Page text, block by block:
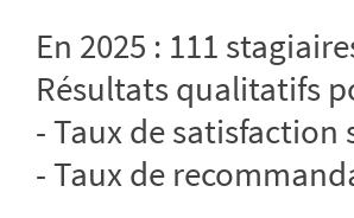
En 2025 : 111
Résultats qualitatifs
- Taux de satisfaction
- Taux de